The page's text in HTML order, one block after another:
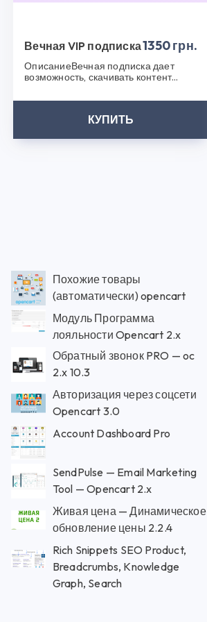
Спасибо, что выбрали CS50!
Вечная VIP подписка1350 грн.
ОписаниеВечная подписка дает
возможность, скачивать контент
появиться н..
КУПИТЬ
Похожие товары
(автоматически) opencart
Модуль Программа
лояльности Opencart 2.x
Обратный звонок PRO — oc
2.x 10.3
Авторизация через соцсети
Opencart 3.0
Account Dashboard Pro
SendPulse — Email Marketing
Tool — Opencart 2.x
Живая цена — Динамическое
обновление цены 2.2.4
Rich Snippets SEO Product,
Breadcrumbs, Knowledge
Graph, Search